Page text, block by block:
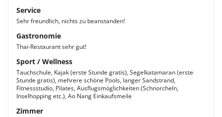
Service
Sehr freundlich, nichts zu beanstanden!
Gastronomie
Thai-Restaurant sehr gut!
Sport / Wellness
Tauchschule, Kajak (erste Stunde gratis), Segelkatamaran (erste
Stunde gratis), mehrere schöne Pools, langer Sandstrand,
Fitnessstudio, Pilates, Ausflugsmöglichkeiten (Schnorcheln,
Inselhopping etc.), Ao Nang Einkaufsmeile
Zimmer